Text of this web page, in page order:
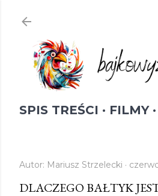
SPIS TREŚCI FILMY
Autor: Mariusz Strzelecki
DLACZEGO BAŁTYK